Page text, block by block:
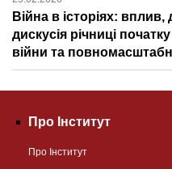
Війна в історіях:
дискусія річниці
війни та
Про Інститут
Про Інститут